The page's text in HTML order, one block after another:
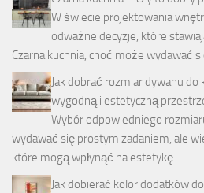
W świecie projektowania
odważne decyzje, które
Czarna kuchnia, choć może wydawać
Jak dobrać rozmiar dywanu
wygodną i estetyczną
Wybór odpowiedniego
wydawać się prostym zadaniem, ale
które mogą wpłynąć na estetykę …
Jak dobierać kolor dodatków